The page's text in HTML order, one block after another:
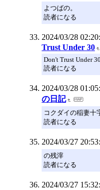
よつばの。
読者になる
2024/03/28
Trust Under 30
Don't Trust Under 30
読者になる
2024/03/28
の日記
コクダイの稲妻十
読者になる
2024/03/27
の残滓
読者になる
2024/03/27